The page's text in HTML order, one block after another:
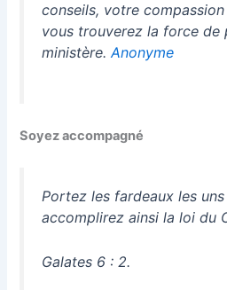
conseils, votre
vous trouverez la force de
ministère.Anonyme
Soyez accompagné
Portez les fardeaux les
accomplirez ainsi la loi du
Galates 6 : 2.